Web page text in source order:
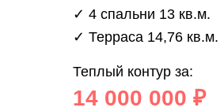
Теплый контур за:
✓ Терраса 14,76 кв.м.
✓ 4 спальни 13 кв.м.
14 000 000 ₽